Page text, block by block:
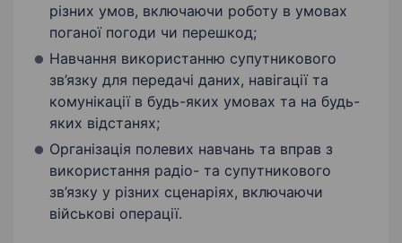
різних умов, включаючи роботу в умовах
поганої погоди чи перешкод;
Навчання використанню супутникового
зв’язку для передачі даних, навігації та
комунікації в будь-яких умовах та на будь-
яких відстанях;
Організація полевих навчань та вправ з
використання радіо- та супутникового
зв’язку у різних сценаріях, включаючи
військові операції.